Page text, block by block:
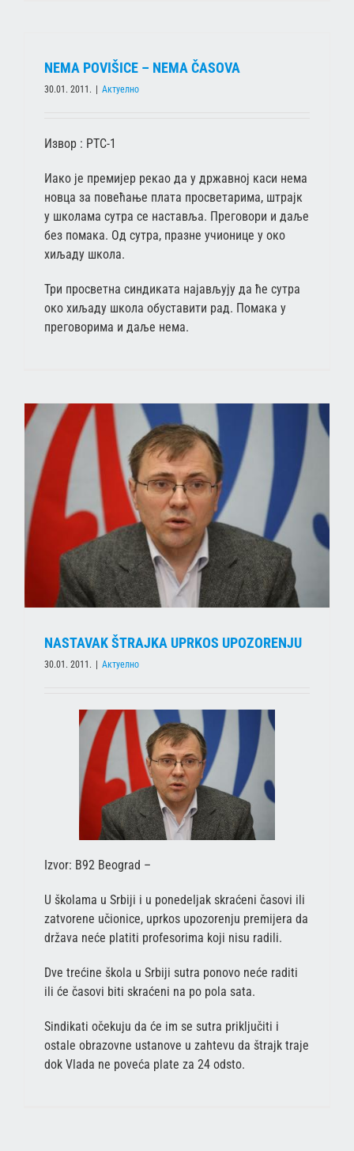
NEMA POVIŠICE – NEMA ČASOVA
30.01. 2011. Актуелно
Извор : РТС-1
Иако је премијер рекао да у државној каси нема
новца за повећање плата просветарима, штрајк
у школама сутра се наставља. Преговори и даље
без помака. Од сутра, празне учионице у око
хиљаду школа.
Три просветна синдиката најављују да ће сутра
око хиљаду школа обуставити рад. Помака у
преговорима и даље нема.
NASTAVAK ŠTRAJKA UPRKOS UPOZORENJU
30.01. 2011. | Актуелно
Izvor: B92 Beograd –
U školama u Srbiji i u ponedeljak skraćeni časovi ili
zatvorene učionice, uprkos upozorenju premijera da
država neće platiti profesorima koji nisu radili.
Dve trećine škola u Srbiji sutra ponovo neće raditi
ili će časovi biti skraćeni na po pola sata.
Sindikati očekuju da će im se sutra priključiti i
ostale obrazovne ustanove u zahtevu da štrajk traje
dok Vlada ne poveća plate za 24 odsto.